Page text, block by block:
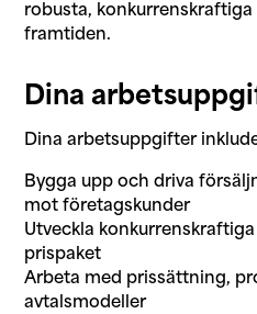
robusta,
framtiden.
Dina
Dina arbetsuppgifter
Bygga upp och driva
mot företagskunder
Utveckla
prispaket
Arbeta med prissättning,
avtalsmodeller